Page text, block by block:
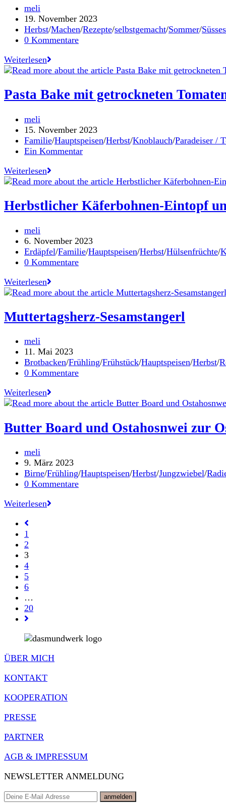
Töpfchen
DIY
Beitrags-
Autor:
meli
Beitrag
veröffentlicht:
19. November 2023
Beitrags-
Kategorie:
Herbst/Machen/Rezepte/selbstgemacht/Sommer/Süsses
Beitrags-
0 Kommentare
WeiterlesenFestliche
Schokoladentarte
Mürbteigboden
Pasta Bake mit getrockneten
Beitrags-
Autor:
meli
Beitrag
veröffentlicht:
15. November 2023
Beitrags-
Kategorie:
Familie/Hauptspeisen/Herbst/Knoblauch/Paradeiser /
Beitrags-
Ein Kommentar
WeiterlesenPasta
Bake
getrockneten
Tomaten,
Rotwein
Herbstlicher Käferbohnen-Eintopf
Beitrags-
Autor:
meli
Beitrag
veröffentlicht:
6. November 2023
Beitrags-
Kategorie:
Erdäpfel/Familie/Hauptspeisen/Herbst/Hülsenfrüchte/
Beitrags-
0 Kommentare
WeiterlesenHerbstlicher
Käferbohnen-
und
unsere
mit
Kindern
Muttertagsherz-Sesamstangerl
Beitrags-
Autor:
meli
Beitrag
veröffentlicht:
11. Mai 2023
Beitrags-
Kategorie:
Brotbacken/Frühling/Frühstück/Hauptspeisen/Herbst/
Beitrags-
0 Kommentare
WeiterlesenMuttertagsherz-
Sesamstangerl
Butter Board und Ostahosnwei zur
Beitrags-
Autor:
meli
Beitrag
veröffentlicht:
9. März 2023
Beitrags-
Kategorie:
Birne/Frühling/Hauptspeisen/Herbst/Jungzwiebel/
Beitrags-
0 Kommentare
WeiterlesenButter
Gehe
zur
vorherigen
Seite
1
2
3
4
5
6
…
20
Gehe
nächsten
ÜBER MICH
KONTAKT
KOOPERATION
PRESSE
PARTNER
AGB & IMPRESSUM
NEWSLETTER ANMELDUNG